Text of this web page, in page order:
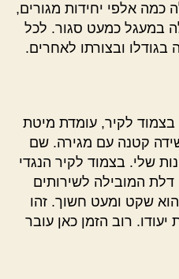
כמה אלפי יחידות מגורים,
במעגל כמעט סגור. לכל
ובצורתו לאחרים.
לקיר, עומדת מיטת
שידה קטנה עם מגירה. שם
שלי. בצמוד לקיר הנגדי
דלת המובילה לשירותים
שקט ומעט חשוך. זהו
רוב הזמן כאן עובר